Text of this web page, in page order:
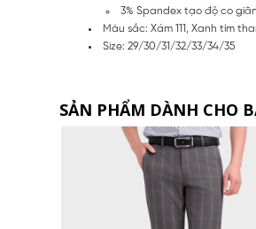
3% Spandex tạo độ co
Màu sắc: Xám 111, Xanh tím
Size: 29/30/31/32/33/34/35
SẢN PHẨM DÀNH CHO